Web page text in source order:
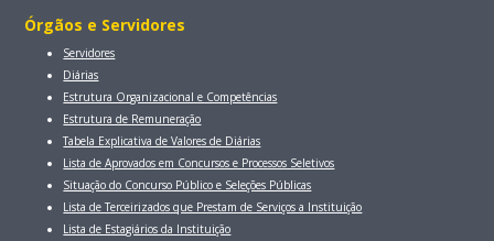
Órgãos e Servidores
Servidores
Diárias
Estrutura Organizacional e Competências
Estrutura de Remuneração
Tabela Explicativa de Valores de Diárias
Lista de Aprovados em Concursos e Processos Seletivos
Situação do Concurso Público e Seleções Públicas
Lista de Terceirizados que Prestam de Serviços a Instituição
Lista de Estagiários da Instituição